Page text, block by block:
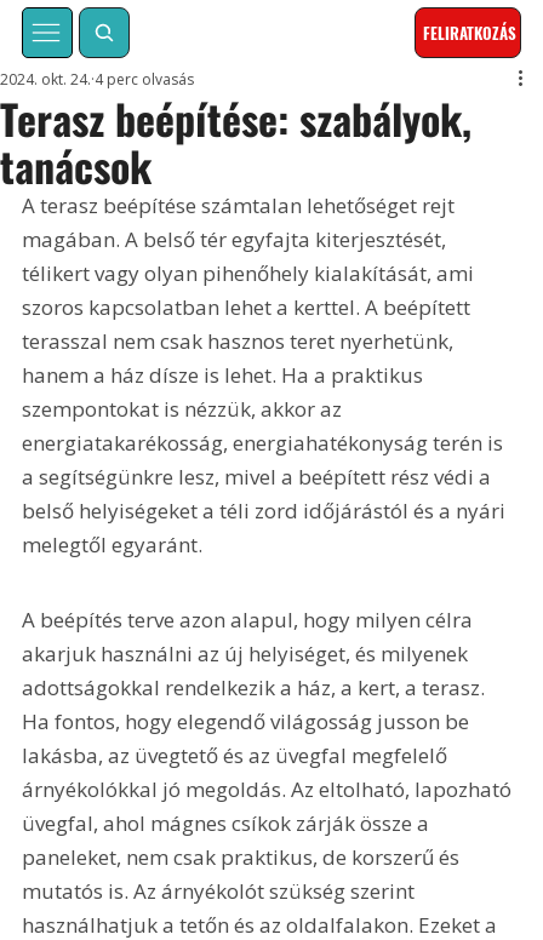
FELIRATKOZÁS
Terasz beépítése: szabályok,
tanácsok
2024. okt. 24. 4 perc olvasás
A terasz beépítése számtalan lehetőséget rejt
magában. A belső tér egyfajta kiterjesztését,
télikert vagy olyan pihenőhely kialakítását, ami
szoros kapcsolatban lehet a kerttel. A beépített
terasszal nem csak hasznos teret nyerhetünk,
hanem a ház dísze is lehet. Ha a praktikus
szempontokat is nézzük, akkor az
energiatakarékosság, energiahatékonyság terén is
a segítségünkre lesz, mivel a beépített rész védi a
belső helyiségeket a téli zord időjárástól és a nyári
melegtől egyaránt.
A beépítés terve azon alapul, hogy milyen célra
akarjuk használni az új helyiséget, és milyenek
adottságokkal rendelkezik a ház, a kert, a terasz.
Ha fontos, hogy elegendő világosság jusson be
lakásba, az üvegtető és az üvegfal megfelelő
árnyékolókkal jó megoldás. Az eltolható, lapozható
üvegfal, ahol mágnes csíkok zárják össze a
paneleket, nem csak praktikus, de korszerű és
mutatós is. Az árnyékolót szükség szerint
használhatjuk a tetőn és az oldalfalakon. Ezeket a